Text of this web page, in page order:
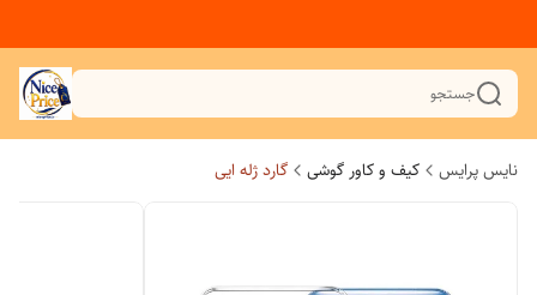
جستجو
نایس پرایس کیف و کاور گوشی گارد ژله ایی